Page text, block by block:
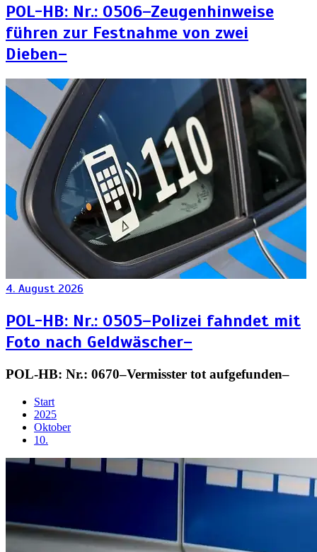
POL-HB: Nr.: 0506–Zeugenhinweise
führen zur Festnahme von zwei
Dieben–
4. August 2026
POL-HB: Nr.: 0505–Polizei fahndet mit
Foto nach Geldwäscher–
POL-HB: Nr.: 0670–Vermisster tot aufgefunden–
Start
2025
Oktober
10.